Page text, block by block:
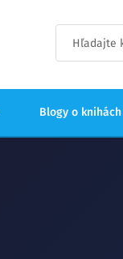
Blogy o knihách